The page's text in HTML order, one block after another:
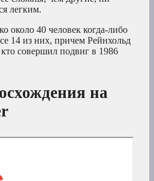
легким.
около 40 человек когда-либо
14 из них, причем Рейнхольд
совершил подвиг в 1986
на